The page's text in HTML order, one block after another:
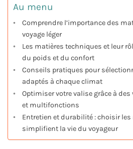
Au menu
Comprendre l’importance des
voyage léger
Les matières techniques et leur
du poids et du confort
Conseils pratiques pour
adaptés à chaque climat
Optimiser votre valise grâce à
et multifonctions
Entretien et durabilité : choisir
simplifient la vie du voyageur